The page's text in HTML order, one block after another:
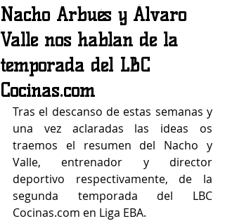
Nacho Arbués y Álvaro
Valle nos hablan de la
temporada del LBC
Cocinas.com
Tras el descanso de estas semanas y
una vez aclaradas las ideas os
traemos el resumen del Nacho y
Valle, entrenador y director
deportivo respectivamente, de la
segunda temporada del LBC
Cocinas.com en Liga EBA.